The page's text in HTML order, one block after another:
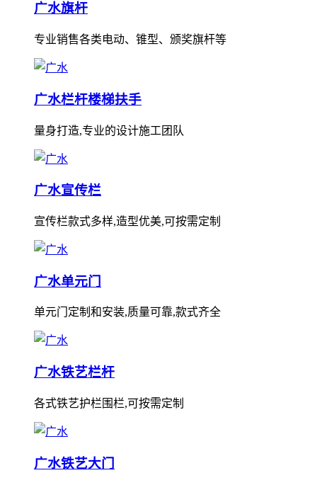
广水旗杆
专业销售各类电动、锥型、颁奖旗杆等
广水栏杆楼梯扶手
量身打造,专业的设计施工团队
广水宣传栏
宣传栏款式多样,造型优美,可按需定制
广水单元门
单元门定制和安装,质量可靠,款式齐全
广水铁艺栏杆
各式铁艺护栏围栏,可按需定制
广水铁艺大门